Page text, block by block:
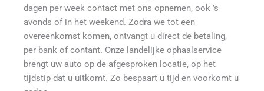
dagen per week contact met ons opnemen, ook ’s
avonds of in het weekend. Zodra we tot een
overeenkomst komen, ontvangt u direct de betaling,
per bank of contant. Onze landelijke ophaalservice
brengt uw auto op de afgesproken locatie, op het
tijdstip dat u uitkomt. Zo bespaart u tijd en voorkomt u